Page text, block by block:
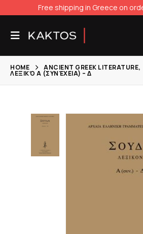
Free shipping in Greece on
HOME ANCIENT GREEK LITERATURE,
ΛΕΞΙΚΌ Α (ΣΥΝΈΧΕΙΑ) – Δ